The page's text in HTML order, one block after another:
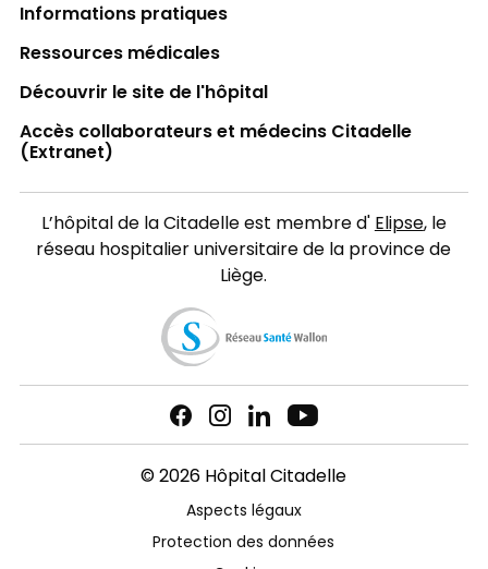
Informations pratiques
Ressources médicales
Découvrir le site de l'hôpital
Accès collaborateurs et médecins Citadelle
(Extranet)
L’hôpital de la Citadelle est membre d'Elipse, le
réseau hospitalier universitaire de la province de
Liège.
© 2026 Hôpital Citadelle
Aspects légaux
Protection des données